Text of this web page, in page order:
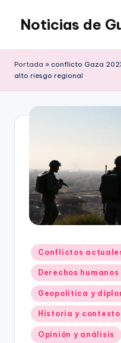
Saltar
contenido
Noticias de
Portada » conflicto Gaza
alto riesgo regional
Publicado
en
Conflictos
Derechos
Geopolítica y
Historia y contexto
Opinión y análisis